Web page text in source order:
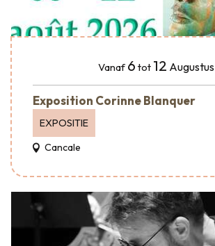
Vanaf 6 tot 12 Augustus
Exposition Corinne Blanquer
EXPOSITIE
Cancale